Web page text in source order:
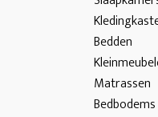
Bedden
Matrassen
Bedbodems